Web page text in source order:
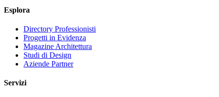
Esplora
Directory Professionisti
Progetti in Evidenza
Magazine Architettura
Studi di Design
Aziende Partner
Servizi